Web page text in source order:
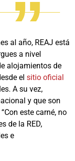
al año, REAJ está
a nivel
alojamientos de
el sitio oficial
A su vez,
y que son
este carné, no
de la RED,
e